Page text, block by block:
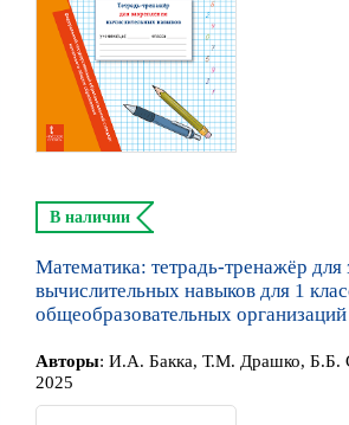
В наличии
Математика: тетрадь-тренажёр для
вычислительных навыков для 1
общеобразовательных организаций
Авторы: И.А. Бакка, Т.М. Драшко, Б.Б.
2025